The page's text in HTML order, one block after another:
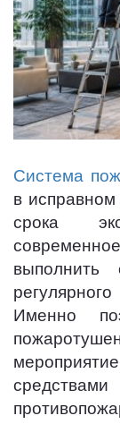
Система
в
срока
выполнить
Именно